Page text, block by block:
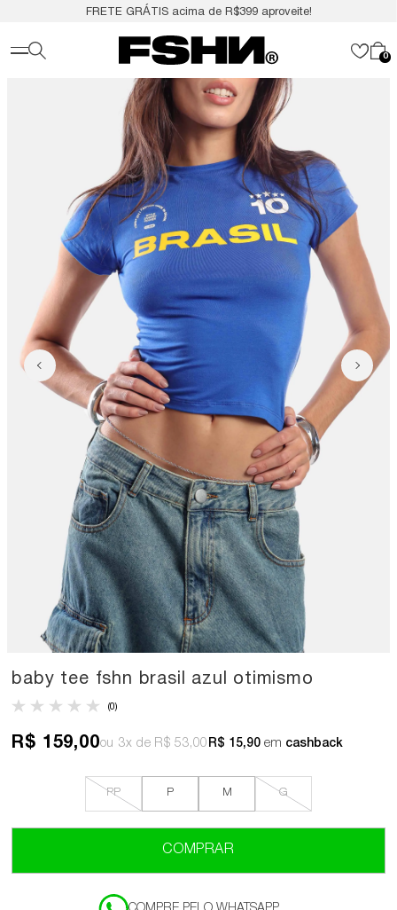
FRETE GRÁTIS acima de R$399 aproveite!
0
baby tee fshn brasil azul otimismo
(0)
R$ 159,00 3x R$ 53,00 R$ 15,90em cashback
PP P M G
COMPRAR